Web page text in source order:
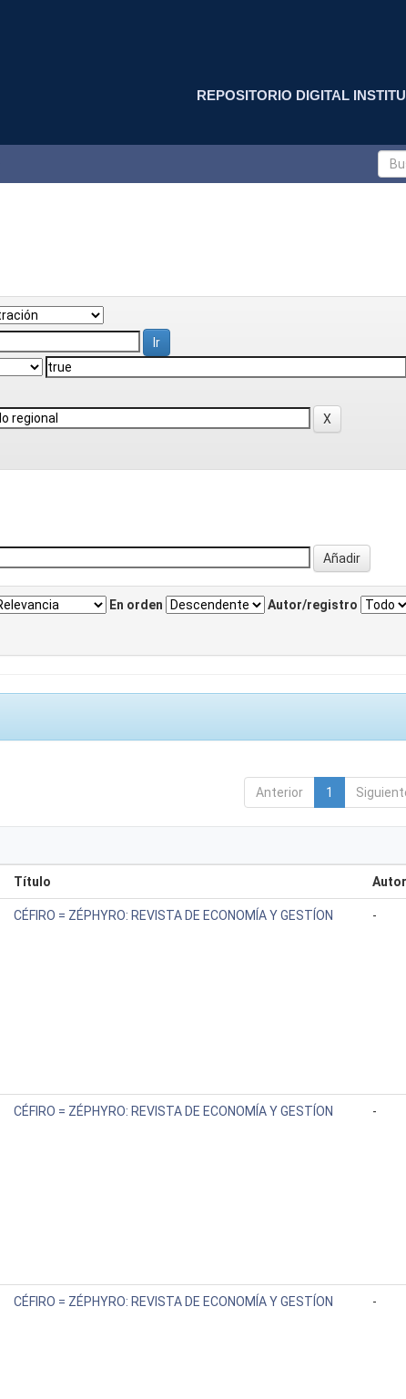
REPOSITORIO DIGITAL
En orden Autor/registro
Anterior 1
Título
CÉFIRO = ZÉPHYRO: REVISTA DE ECONOMÍA Y GESTÍON -
CÉFIRO = ZÉPHYRO: REVISTA DE ECONOMÍA Y GESTÍON -
CÉFIRO = ZÉPHYRO: REVISTA DE ECONOMÍA Y GESTÍON -